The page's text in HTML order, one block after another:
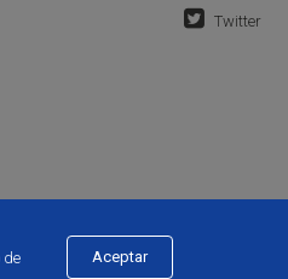
de
Aceptar
Twitter